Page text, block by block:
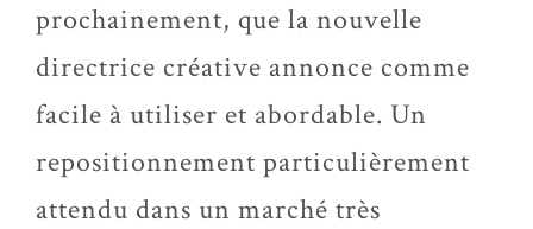
prochainement, que la nouvelle
directrice créative annonce comme
facile à utiliser et abordable. Un
repositionnement particulièrement
attendu dans un marché très